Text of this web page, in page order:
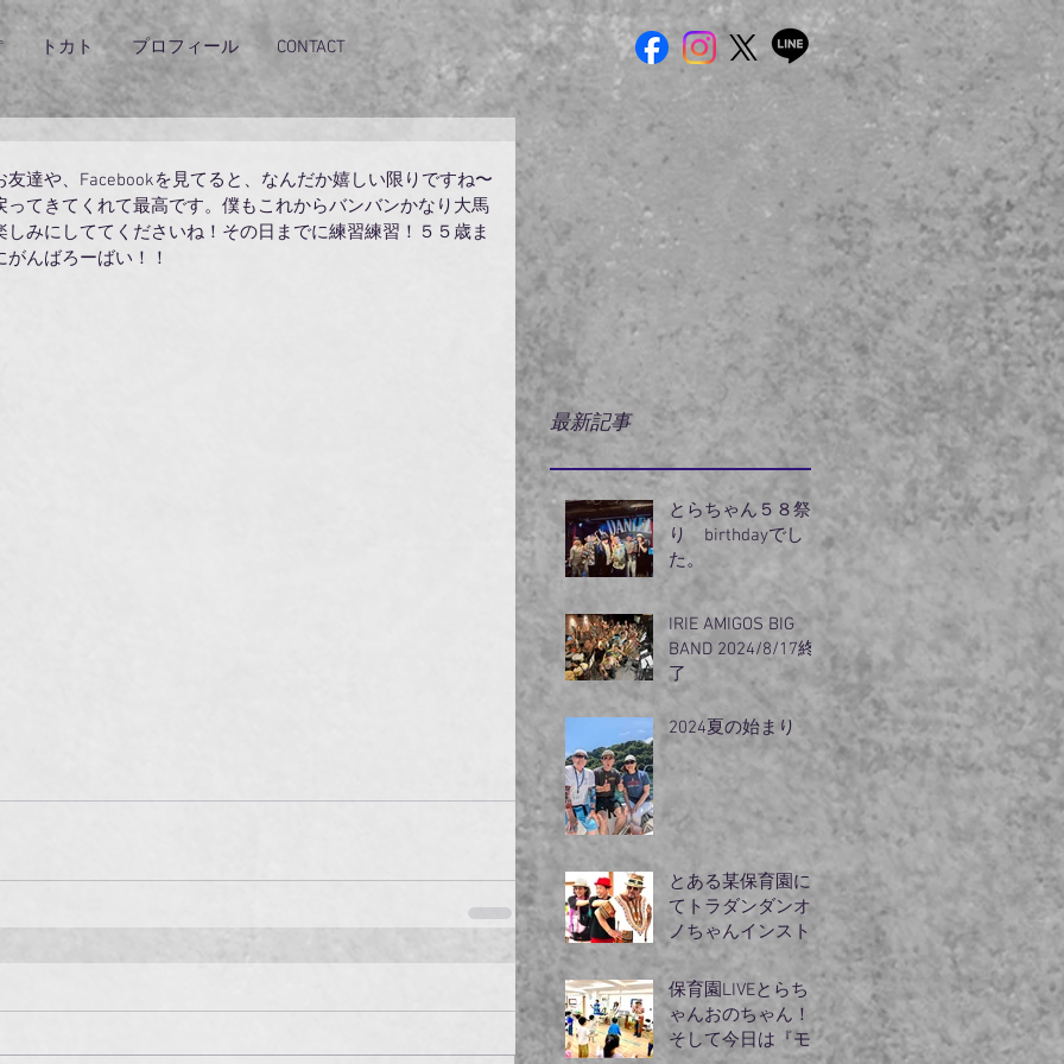
トカト プロフィール CONTACT
達や、Facebookを見てると、なんだか嬉しい限りですね〜
てきてくれて最高です。僕もこれからバンバンかなり大馬
みにしててくださいね！その日までに練習練習！５５歳ま
んばろーばい！！
最新記事
とらちゃん５８祭
り birthdayでし
た。
IRIE AMIGOS BIG
BAND 2024/8/17終
了
2024夏の始まり
とある某保育園に
てトラダンダンオ
ノちゃんインスト
ラクターモリズム
のライブ
保育園LIVEとらち
ゃんおのちゃん！
そして今日は『モ